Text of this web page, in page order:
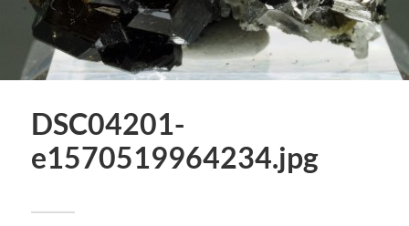
DSC04201-
e1570519964234.jpg